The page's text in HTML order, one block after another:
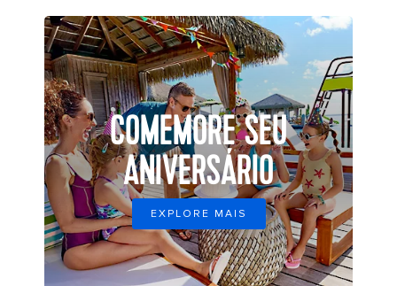
COMEMORE SEU
ANIVERSÁRIO
EXPLORE MAIS